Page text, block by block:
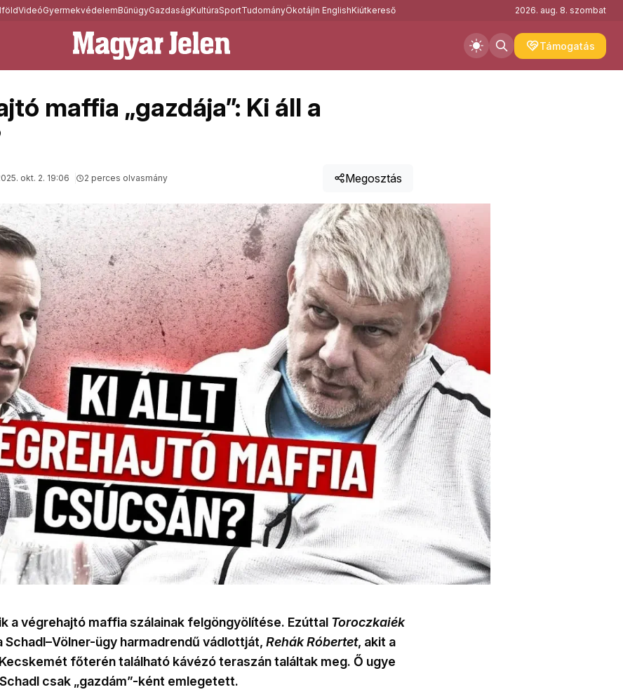
VideóGyermekvédelemBűnügyGazdaságKultúraSportTudományÖkotájIn EnglishKiútkereső 2026. aug. 8. szombat
Támogatás
maffia „gazdája”: Ki áll a
okt. 2. 19:06 2 perces olvasmány Megosztás
a végrehajtó maffia szálainak felgöngyölítése. Ezúttal Toroczkaiék
Schadl–Völner-ügy harmadrendű vádlottját, Rehák Róbertet, akit a
főterén található kávézó teraszán találtak meg. Ő ugye
csak „gazdám”-ként emlegetett.